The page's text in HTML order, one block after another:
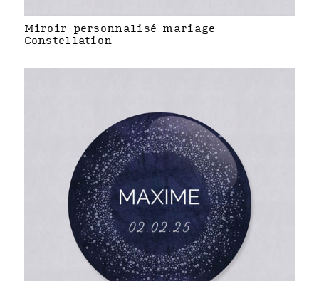
Miroir personnalisé mariage
Constellation